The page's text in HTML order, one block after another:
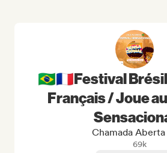
🇧🇷🇫🇷Festival
Français / Joue
Chamada Aberta
69k